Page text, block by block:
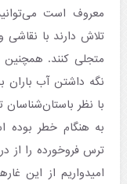
معروف است
تلاش دارند با
متجلی کنند. همچنین
نگه داشتن آب
با نظر باستان‌شناسان
به هنگام خطر بوده
ترس فروخورده را از
امیدواریم از این